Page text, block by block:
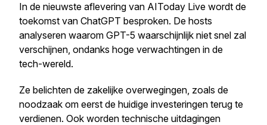
In de nieuwste aflevering van AIToday Live wordt de
toekomst van ChatGPT besproken. De hosts
analyseren waarom GPT-5 waarschijnlijk niet snel zal
verschijnen, ondanks hoge verwachtingen in de
tech-wereld.
Ze belichten de zakelijke overwegingen, zoals de
noodzaak om eerst de huidige investeringen terug te
verdienen. Ook worden technische uitdagingen